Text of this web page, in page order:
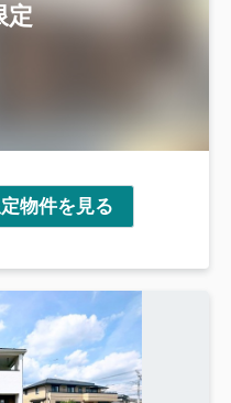
定
物件を見る